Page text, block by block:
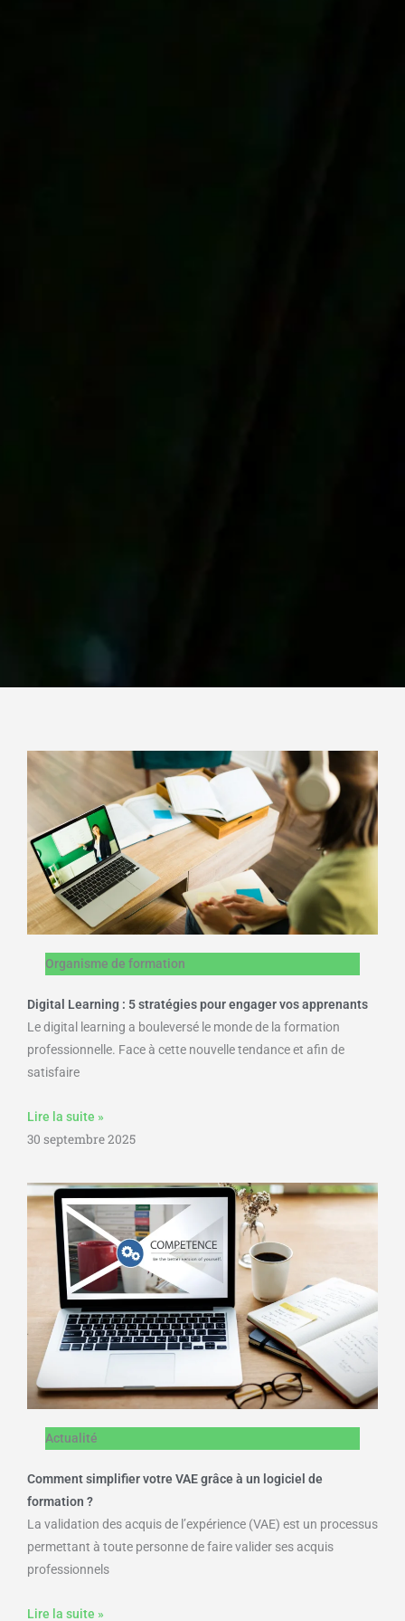
Organisme de formation
Digital Learning : 5 stratégies pour engager vos apprenants
Le digital learning a bouleversé le monde de la formation
professionnelle. Face à cette nouvelle tendance et afin de
satisfaire
Lire la suite »
30 septembre 2025
Actualité
Comment simplifier votre VAE grâce à un logiciel de
formation ?
La validation des acquis de l’expérience (VAE) est un processus
permettant à toute personne de faire valider ses acquis
professionnels
Lire la suite »